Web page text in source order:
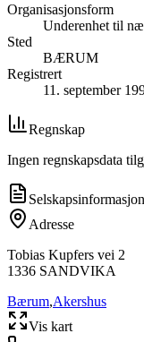
Organisasjonsform
Underenhet til
Sted
BÆRUM
Registrert
11. september
Regnskap
Ingen regnskapsdata
Selskapsinformasjon
Adresse
Tobias Kupfers vei 2
1336 SANDVIKA
Bærum,Akershus
Vis kart